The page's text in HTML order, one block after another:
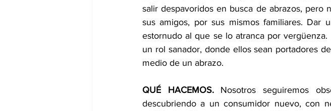
salir despavoridos en busca de abrazos, pero
sus amigos, por sus mismos familiares.
estornudo al que se lo atranca por
un rol sanador, donde ellos sean portadores
medio de un abrazo.
QUÉ HACEMOS. Nosotros seguiremos
descubriendo a un consumidor nuevo, con